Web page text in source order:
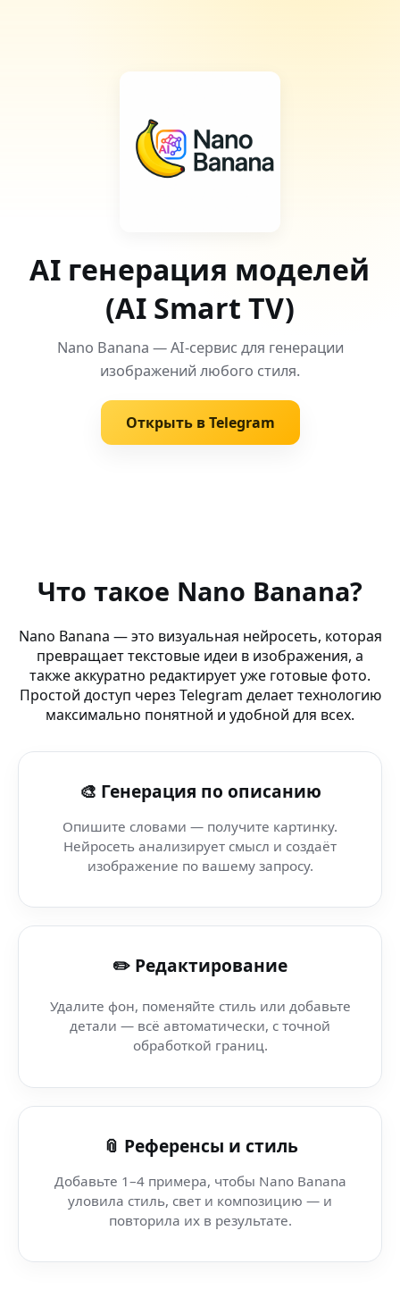
AI генерация моделей
(AI Smart TV)
Nano Banana — AI-сервис для генерации
изображений любого стиля.
Открыть в Telegram
AI креативные инструменты — Affinity Photo —
AI Очистка Фона (Vivo) — графика будущего в в Ереван
AI Digital Art (VR-гарнитура) — создавай шедевры в в
Нейросеть для Анимации (Telegram-канал) — умная
AI Background Editor (прокси-сервер) — безлимитная
AI генерация моделей (Microsoft Edge) — создавай
AI генерация моделей (Huawei HarmonyOS) — AI-
AI генерация моделей — Viber — творчество через
Что такое Nano Banana?
Nano Banana — это визуальная нейросеть, которая
превращает текстовые идеи в изображения, а
также аккуратно редактирует уже готовые фото.
Простой доступ через Telegram делает технологию
максимально понятной и удобной для всех.
🎨 Генерация по описанию
Опишите словами — получите картинку.
Нейросеть анализирует смысл и создаёт
изображение по вашему запросу.
✏️ Редактирование
Удалите фон, поменяйте стиль или добавьте
детали — всё автоматически, с точной
обработкой границ.
📎 Референсы и стиль
Добавьте 1–4 примера, чтобы Nano Banana
уловила стиль, свет и композицию — и
повторила их в результате.